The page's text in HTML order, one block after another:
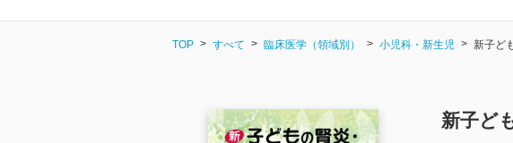
TOP すべて 臨床医学（領域別） 小児科・新生児 新子ど
新子ど